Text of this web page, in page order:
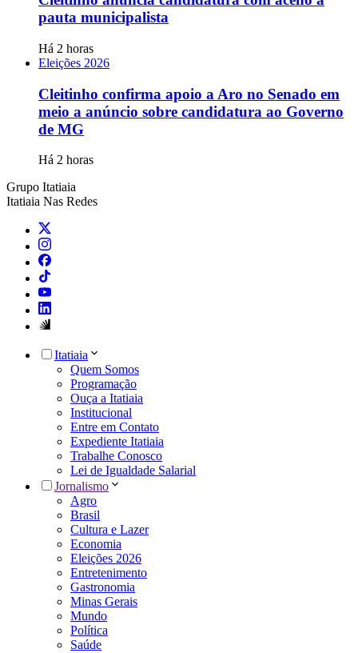
pauta municipalista
Há 2 horas
Eleições 2026
Cleitinho confirma apoio a Aro no Senado em
meio a anúncio sobre candidatura ao Governo
de MG
Há 2 horas
Grupo Itatiaia
Itatiaia Nas Redes
Itatiaia
Quem Somos
Programação
Ouça a Itatiaia
Institucional
Entre em Contato
Expediente Itatiaia
Trabalhe Conosco
Lei de Igualdade Salarial
Jornalismo
Agro
Brasil
Cultura e Lazer
Economia
Eleições 2026
Entretenimento
Gastronomia
Minas Gerais
Mundo
Política
Saúde